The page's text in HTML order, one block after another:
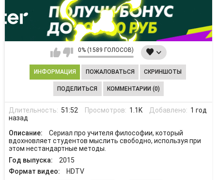
0% (1589 ГОЛОСОВ)
ИНФОРМАЦИЯ ПОЖАЛОВАТЬСЯ СКРИНШОТЫ
ПОДЕЛИТЬСЯ КОММЕНТАРИИ (0)
Длительность: 51:52 Просмотров: 1.1K Добавлено: 1 год
назад
Описание:
Сериал про учителя философии, который
вдохновляет студентов мыслить свободно, используя при
этом нестандартные методы.
Год выпуска:
2015
Формат видео:
HDTV